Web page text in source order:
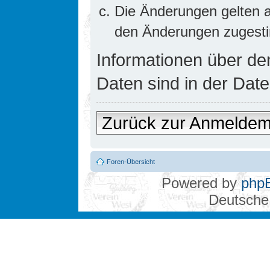
Die Änderungen gelten
den Änderungen
Informationen über
Daten sind in der
Zurück zur
Foren-Übersicht
Powered by